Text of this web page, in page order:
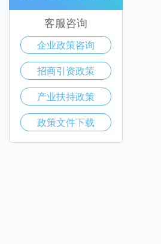
客服咨询
企业政策咨询
招商引资政策
产业扶持政策
政策文件下载